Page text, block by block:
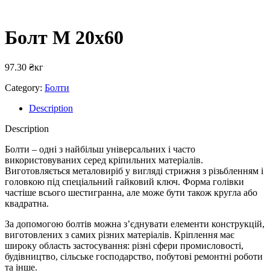
Болт М 20х60
97.30 ₴кг
Category: Болти
Description
Description
Болти – одні з найбільш універсальних і часто
використовуваних серед кріпильних матеріалів.
Виготовляється металовиріб у вигляді стрижня з різьбленням і
головкою під спеціальний гайковий ключ. Форма голівки
частіше всього шестигранна, але може бути також кругла або
квадратна.
За допомогою болтів можна з’єднувати елементи конструкцій,
виготовлених з самих різних матеріалів. Кріплення має
широку область застосування: різні сфери промисловості,
будівництво, сільське господарство, побутові ремонтні роботи
та інше.